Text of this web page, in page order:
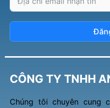
CÔNG TY TNHH
Chúng tôi chuyên cung